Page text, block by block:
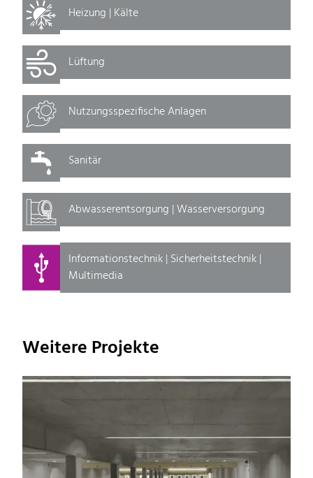
Heizung | Kälte
Lüftung
Nutzungsspezifische Anlagen
Sanitär
Abwasserentsorgung | Wasserversorgung
Informationstechnik | Sicherheitstechnik |
Multimedia
Weitere Projekte